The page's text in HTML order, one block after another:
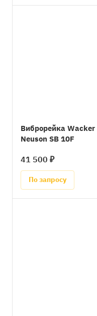
Виброрейка Wacker
Neuson SB 10F
41 500 ₽
По запросу